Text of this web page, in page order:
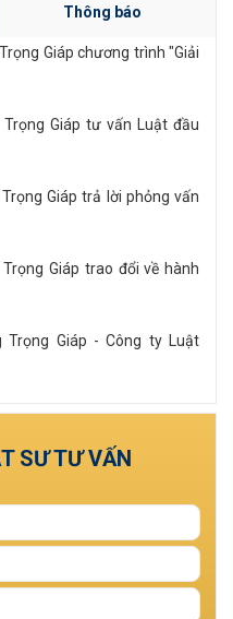
Thông báo
Giáp chương trình "Giải
Trọng Giáp tư vấn Luật đầu
Trọng Giáp trả lời phỏng vấn
Trọng Giáp trao đổi về hành
Trọng Giáp - Công ty Luật
Xem tất cả
SƯ TƯ VẤN